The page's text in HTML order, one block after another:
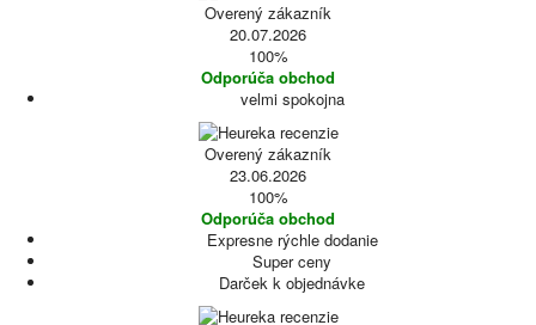
Overený zákazník
20.07.2026
100%
Odporúča obchod
velmi spokojna
Overený zákazník
23.06.2026
100%
Odporúča obchod
Expresne rýchle dodanie
Super ceny
Darček k objednávke